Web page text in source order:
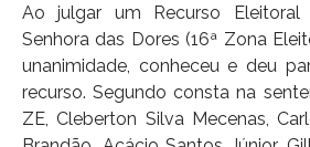
Ao julgar um Recurso Eleitoral
Senhora das Dores (16ª Zona
unanimidade, conheceu e deu
recurso. Segundo consta na
ZE, Cleberton Silva Mecenas,